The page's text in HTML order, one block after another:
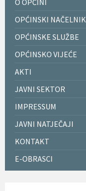
OPĆINSKI NAČELNIK
OPĆINSKE SLUŽBE
OPĆINSKO VIJEĆE
AKTI
JAVNI SEKTOR
IMPRESSUM
JAVNI NATJEČAJI
KONTAKT
E-OBRASCI